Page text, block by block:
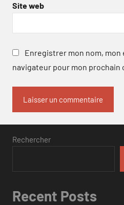
Site web
Enregistrer mon nom, mon
navigateur pour mon prochain
Rechercher
Recent Posts